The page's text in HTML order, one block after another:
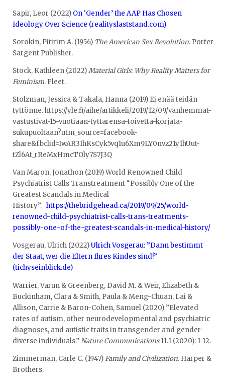
Sapir, Leor (2022) On ‘Gender’ the AAP Has Chosen
Ideology Over Science (realityslaststand.com)
Sorokin, Pitirim A. (1956) The American Sex Revolution. Porter
Sargent Publisher.
Stock, Kathleen (2022)Material Girls: Why Reality Matters for
Feminism. Fleet.
Stolzman, Jessica & Takala, Hanna (2019) Ei enää teidän
tyttönne. https://yle.fi/aihe/artikkeli/2019/12/09/vanhemmat-
vastustivat-15-vuotiaan-tyttarensa-toivetta-korjata-
sukupuoltaan?utm_source=facebook-
share&fbclid=IwAR3IhKsCyk5vq1u6Xm9LY0nvz21y1hUut-
tZl6At_rReMxHmcTOly7S7J3Q
Van Maron, Jonathon (2019) World Renowned Child
Psychiatrist Calls Transtreatment “Possibly One of the
Greatest Scandals in Medical
History”. https://thebridgehead.ca/2019/09/25/world-
renowned-child-psychiatrist-calls-trans-treatments-
possibly-one-of-the-greatest-scandals-in-medical-history/
Vosgerau, Ulrich (2022)Ulrich Vosgerau: ”Dann bestimmt
der Staat, wer die Eltern Ihres Kindes sind!”
(tichyseinblick.de)
Warrier, Varun & Greenberg, David M. & Weir, Elizabeth &
Buckinham, Clara & Smith, Paula & Meng-Chuan, Lai &
Allison, Carrie & Baron-Cohen, Samuel (2020) ”Elevated
rates of autism, other neurodevelopmental and psychiatric
diagnoses, and autistic traits in transgender and gender-
diverse individuals.” Nature Communications11.1 (2020): 1-12.
Zimmerman, Carle C. (1947)Family and Civilization. Harper &
Brothers.